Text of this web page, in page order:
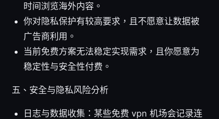
时间浏览海外内容。
你对隐私保护有较高要求，且不愿意让数据被
广告商利用。
当前免费方案无法稳定实现需求，且你愿意为
稳定性与安全性付费。
五、安全与隐私风险分析
日志与数据收集：某些免费 vpn 机场会记录连